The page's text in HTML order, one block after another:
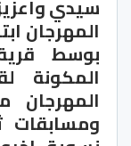
سيدي
بوسط
المكونة
المهرجان
ومسابقات